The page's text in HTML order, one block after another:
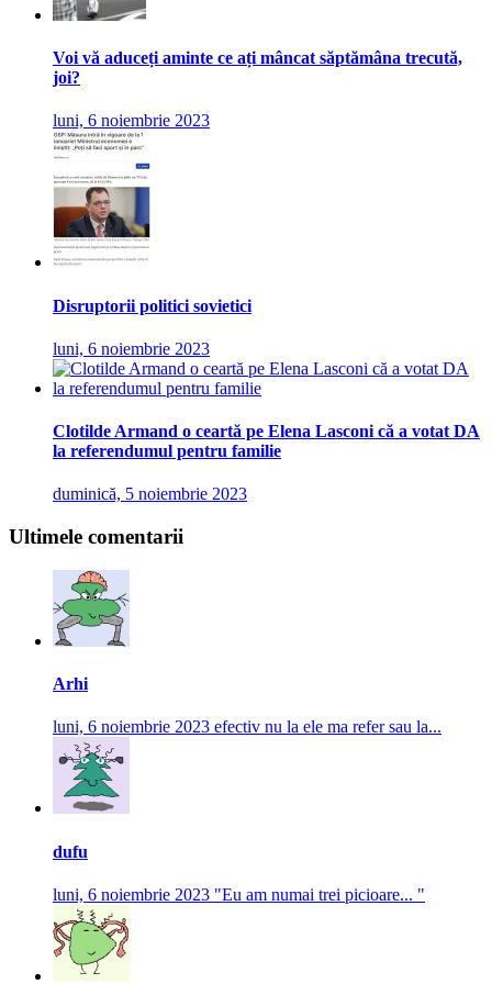
Voi vă aduceți aminte ce ați mâncat săptămâna trecută,
joi?
luni, 6 noiembrie 2023
Disruptorii politici sovietici
luni, 6 noiembrie 2023
Clotilde Armand o ceartă pe Elena Lasconi că a votat DA
la referendumul pentru familie
duminică, 5 noiembrie 2023
Ultimele comentarii
Arhi
luni, 6 noiembrie 2023 efectiv nu la ele ma refer sau la...
dufu
luni, 6 noiembrie 2023 "Eu am numai trei picioare... "